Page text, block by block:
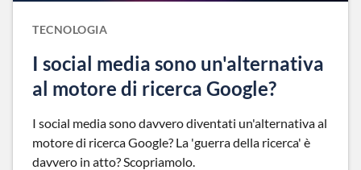
TECNOLOGIA
I social media sono un'alternativa
al motore di ricerca Google?
I social media sono davvero diventati un'alternativa al
motore di ricerca Google? La 'guerra della ricerca' è
davvero in atto? Scopriamolo.